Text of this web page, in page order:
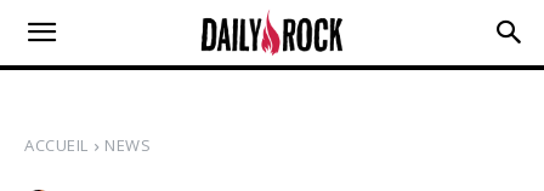
ACCUEIL NEWS